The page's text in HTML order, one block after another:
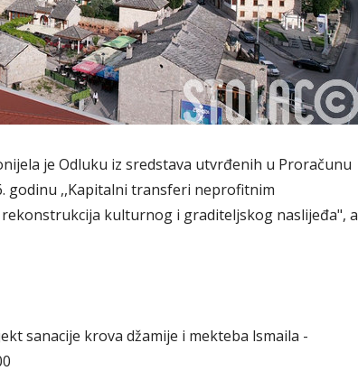
je Odluku iz sredstava utvrđenih u Proračunu
godinu ,,Kapitalni transferi neprofitnim
kulturnog i graditeljskog naslijeđa", a
sanacije krova džamije i mekteba lsmaila -